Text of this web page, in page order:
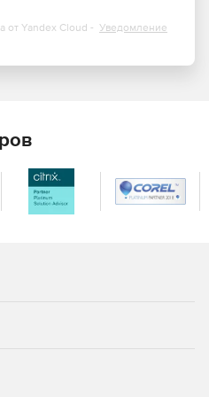
для материалов;
локальной смете расчёт
материалов;
анализа;
подключённых в
от Yandex Cloud - Уведомление